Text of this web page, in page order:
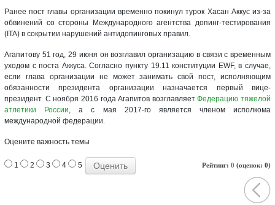
Ранее пост главы организации временно покинул турок Хасан Аккус из-за
обвинений со стороны Международного агентства допинг-тестирования
(ITA) в сокрытии нарушений антидопинговых правил.
Агапитову 51 год, 29 июня он возглавил организацию в связи с временным
уходом с поста Аккуса. Согласно пункту 19.11 конституции EWF, в случае,
если глава организации не может занимать свой пост, исполняющим
обязанности президента организации назначается первый вице-
президент. С ноября 2016 года Агапитов возглавляетФедерацию тяжелой
атлетики России, а с мая 2017-го является членом исполкома
международной федерации.
Оцените важность темы
Рейтинг: 0 (оценок: 0)
1 2 3 4 5